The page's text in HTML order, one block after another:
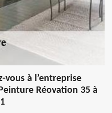
vous à l’entreprise
Réovation 35 à